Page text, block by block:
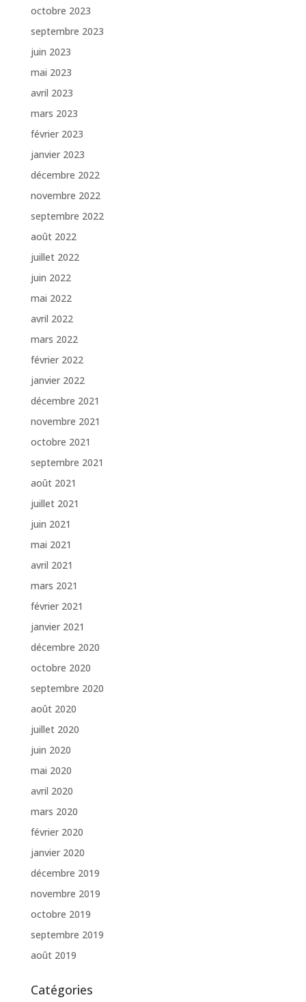
octobre 2023
septembre 2023
juin 2023
mai 2023
avril 2023
mars 2023
février 2023
janvier 2023
décembre 2022
novembre 2022
septembre 2022
août 2022
juillet 2022
juin 2022
mai 2022
avril 2022
mars 2022
février 2022
janvier 2022
décembre 2021
novembre 2021
octobre 2021
septembre 2021
août 2021
juillet 2021
juin 2021
mai 2021
avril 2021
mars 2021
février 2021
janvier 2021
décembre 2020
octobre 2020
septembre 2020
août 2020
juillet 2020
juin 2020
mai 2020
avril 2020
mars 2020
février 2020
janvier 2020
décembre 2019
novembre 2019
octobre 2019
septembre 2019
août 2019
Catégories